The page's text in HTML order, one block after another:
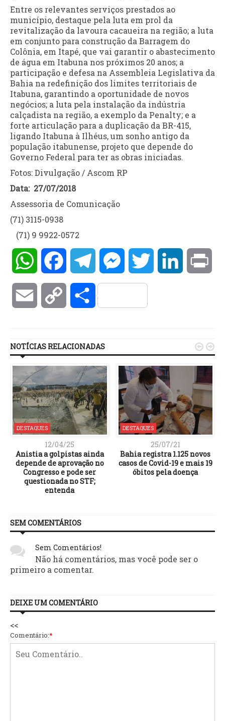
Entre os relevantes serviços prestados ao
município, destaque pela luta em prol da
revitalização da lavoura cacaueira na região; a luta
em conjunto para construção da Barragem do
Colônia, em Itapé, que vai garantir o abastecimento
de água em Itabuna nos próximos 20 anos; a
participação e defesa na Assembleia Legislativa da
Bahia na redefinição dos limites territoriais de
Itabuna, garantindo a oportunidade de novos
negócios; a luta pela instalação da indústria
calçadista na região, a exemplo da Penalty; e a
forte articulação para a duplicação da BR-415,
ligando Itabuna à Ilhéus, um sonho antigo da
população itabunense, projeto que depende do
Governo Federal para ter as obras iniciadas.
Fotos: Divulgação / Ascom RP
Data: 27/07/2018
Assessoria de Comunicação
(71) 3115-0938
(71) 9 9922-0572
WhatsAppFacebookTelegramMessengerTwitter LinkedIn
Email Copy Compartilhar
NOTÍCIAS RELACIONADAS
DESTAQUES
12/04/25
Anistia a golpistas ainda
depende de aprovação no
Congresso e pode ser
questionada no STF;
entenda
DESTAQUES
25/07/21
Bahia registra 1.125 novos
casos de Covid-19 e mais 19
óbitos pela doença
 
SEM COMENTÁRIOS
Sem Comentários!
Não há comentários, mas você pode ser o
primeiro a comentar.
DEIXE UM COMENTÁRIO
<<
Comentário:*